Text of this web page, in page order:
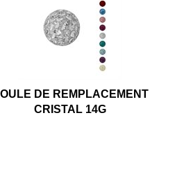
DE REMPLACEMENT
CRISTAL 14G